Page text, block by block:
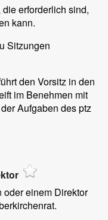
erforderlich sind,
kann.
Sitzungen
den Vorsitz in den
im Benehmen mit
Aufgaben des ptz
oder einem Direktor